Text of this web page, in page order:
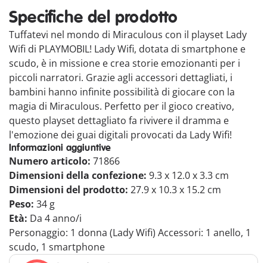
Specifiche del prodotto
Tuffatevi nel mondo di Miraculous con il playset Lady
Wifi di PLAYMOBIL! Lady Wifi, dotata di smartphone e
scudo, è in missione e crea storie emozionanti per i
piccoli narratori. Grazie agli accessori dettagliati, i
bambini hanno infinite possibilità di giocare con la
magia di Miraculous. Perfetto per il gioco creativo,
questo playset dettagliato fa rivivere il dramma e
l'emozione dei guai digitali provocati da Lady Wifi!
Informazioni aggiuntive
Numero articolo: 71866
Dimensioni della confezione: 9.3 x 12.0 x 3.3 cm
Dimensioni del prodotto: 27.9 x 10.3 x 15.2 cm
Peso: 34 g
Età: Da 4 anno/i
Personaggio: 1 donna (Lady Wifi) Accessori: 1 anello, 1
scudo, 1 smartphone